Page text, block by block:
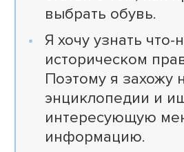
выбрать обувь.
Я хочу узнать что-
историческом
Поэтому я захожу
энциклопедии и
интересующую
информацию.